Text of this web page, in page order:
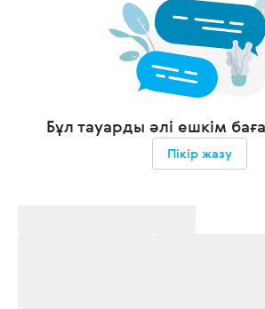
Бұл тауарды әлі ешкім
Пікір жазу